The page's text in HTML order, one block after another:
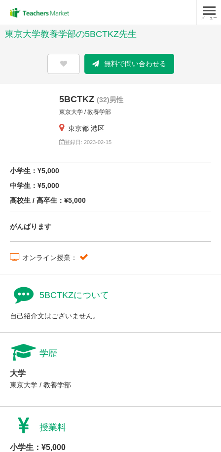
メニュー
東京大学教養学部の5BCTKZ先生
無料で問い合わせる
5BCTKZ (32)男性
東京大学 / 教養学部
東京都 港区
登録日: 2023-02-15
小学生：¥5,000
中学生：¥5,000
高校生 / 高卒生：¥5,000
がんばります
オンライン授業：
5BCTKZについて
自己紹介文はございません。
学歴
大学
東京大学 / 教養学部
授業料
小学生：¥5,000